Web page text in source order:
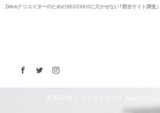
【WebクリエイターのためのSEO】SEOに欠かせない「競合サイト調査
【Webクリ